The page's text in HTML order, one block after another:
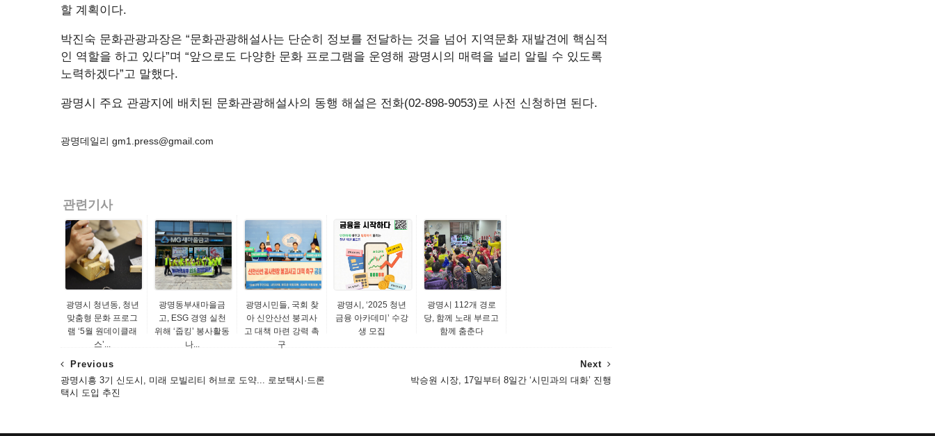
할 계획이다.
박진숙 문화관광과장은 “문화관광해설사는 단순히 정보를 전달하는 것을 넘어 지역문화 재발견에 핵심적
인 역할을 하고 있다”며 “앞으로도 다양한 문화 프로그램을 운영해 광명시의 매력을 널리 알릴 수 있도록
노력하겠다”고 말했다.
광명시 주요 관광지에 배치된 문화관광해설사의 동행 해설은 전화(02-898-9053)로 사전 신청하면 된다.
광명데일리 gm1.press@gmail.com
관련기사
광명시 청년동, 청년
맞춤형 문화 프로그
램 ‘5월 원데이클래
스’...
광명동부새마을금
고, ESG 경영 실천
위해 ‘줍킹’ 봉사활동
나...
광명시민들, 국회 찾
아 신안산선 붕괴사
고 대책 마련 강력 촉
구
광명시, ‘2025 청년
금융 아카데미’ 수강
생 모집
광명시 112개 경로
당, 함께 노래 부르고
함께 춤춘다
Next
박승원 시장, 17일부터 8일간 ‘시민과의 대화’ 진행
Previous
광명시흥 3기 신도시, 미래 모빌리티 허브로 도약... 로보택시·드론
택시 도입 추진